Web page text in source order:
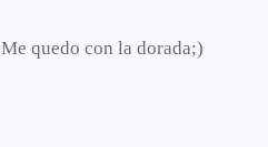
quedo con la dorada;)